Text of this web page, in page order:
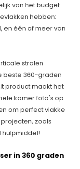
van het budget
hebben:
en één of meer van
stralen
beste 360-graden
product maakt het
kamer foto's op
om perfect vlakke
zoals
hulpmiddel!
in 360 graden